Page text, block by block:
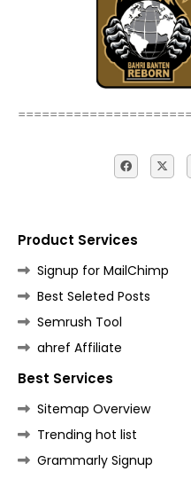
Product Services
Signup for MailChimp
Best Seleted Posts
Semrush Tool
ahref Affiliate
Best Services
Sitemap Overview
Trending hot list
Grammarly Signup